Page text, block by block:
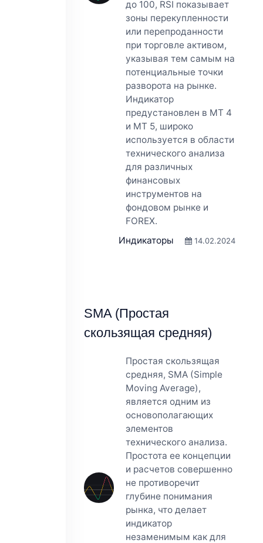
до 100, RSI показывает
зоны перекупленности
или перепроданности
при торговле активом,
указывая тем самым на
потенциальные точки
разворота на рынке.
Индикатор
предустановлен в MT 4
и MT 5, широко
используется в области
технического анализа
для различных
финансовых
инструментов на
фондовом рынке и
FOREX.
Индикаторы
14.02.2024
SMA (Простая
скользящая средняя)
Простая скользящая
средняя, SMA (Simple
Moving Average),
является одним из
основополагающих
элементов
технического анализа.
Простота ее концепции
и расчетов совершенно
не противоречит
глубине понимания
рынка, что делает
индикатор
незаменимым как для